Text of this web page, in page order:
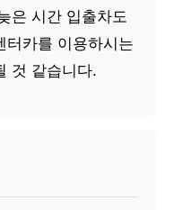
은 시간 입출차도
터카를 이용하시는
것 같습니다.